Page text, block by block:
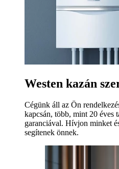
Westen kazán
Cégünk áll az Ön
kapcsán, több, mint 20 éves
garanciával. Hívjon minket
segítenek önnek.